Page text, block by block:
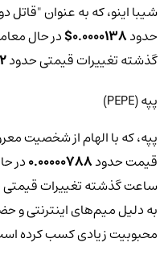
شیبا اینو، که به عنوان
حدود0.0000138$
گذشته تغییرات قیمتی حدود
پپه (PEPE)
پپه، که با الهام از شخصیت
قیمت حدود0.00000788
ساعت گذشته تغییرات قیمتی
به دلیل میم‌های اینترنتی و
محبوبیت زیادی کسب کرده